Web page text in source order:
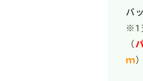
バ
※1
（
ｍ）